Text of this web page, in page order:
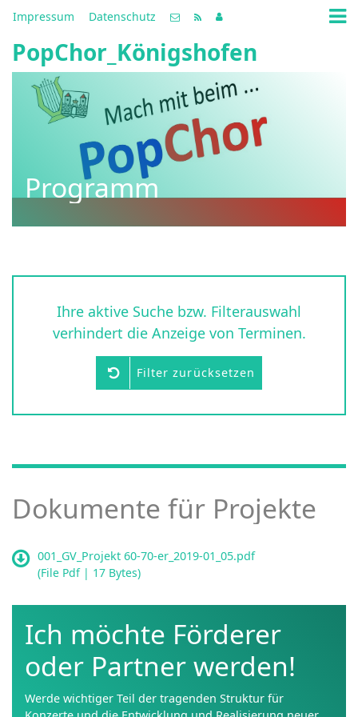
Impressum Datenschutz
PopChor_Königshofen
Programm
Ihre aktive Suche bzw. Filterauswahl
verhindert die Anzeige von Terminen.
Filter zurücksetzen
Dokumente für Projekte
001_GV_Projekt 60-70-er_2019-01_05.pdf
(File Pdf| 17 Bytes)
Ich möchte Förderer
oder Partner werden!
Werde wichtiger Teil der tragenden Struktur für